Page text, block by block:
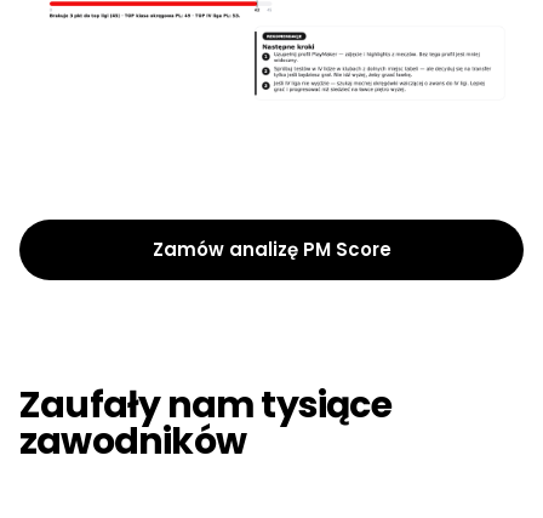
Zamów analizę PM Score
Zaufały nam tysiące
zawodników